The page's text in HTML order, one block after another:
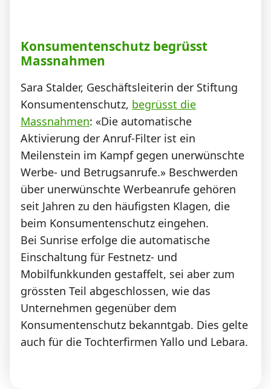
Konsumentenschutz begrüsst
Massnahmen
Sara Stalder, Geschäftsleiterin der Stiftung
Konsumentenschutz, begrüsst die
Massnahmen: «Die automatische
Aktivierung der Anruf-Filter ist ein
Meilenstein im Kampf gegen unerwünschte
Werbe- und Betrugsanrufe.» Beschwerden
über unerwünschte Werbeanrufe gehören
seit Jahren zu den häufigsten Klagen, die
beim Konsumentenschutz eingehen.
Bei Sunrise erfolge die automatische
Einschaltung für Festnetz- und
Mobilfunkkunden gestaffelt, sei aber zum
grössten Teil abgeschlossen, wie das
Unternehmen gegenüber dem
Konsumentenschutz bekanntgab. Dies gelte
auch für die Tochterfirmen Yallo und Lebara.